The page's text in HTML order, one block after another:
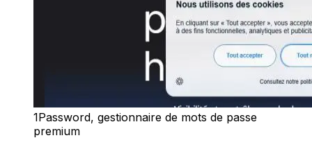
1Password, gestionnaire de mots de passe
premium